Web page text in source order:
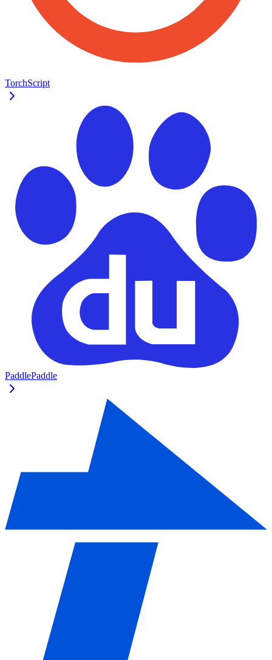
TorchScript
PaddlePaddle